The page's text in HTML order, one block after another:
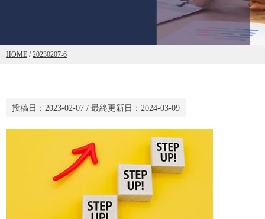
HOME /20230207-6
投稿日： 2023-02-07 / 最終更新日： 2024-03-09